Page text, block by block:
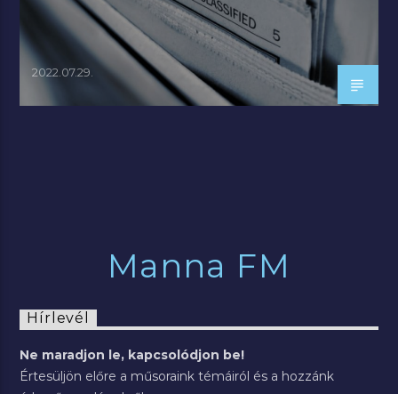
2022.07.29.
Manna FM
Hírlevél
Ne maradjon le, kapcsolódjon be!
Értesüljön előre a műsoraink témáiról és a hozzánk